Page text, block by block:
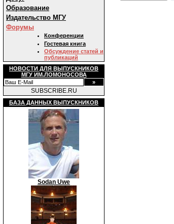
Образование
Издательство МГУ
Форумы
Конференции
Гостевая книга
Обсуждение статей и
публикаций
НОВОСТИ ДЛЯ ВЫПУСКНИКОВ
МГУ ИМ.ЛОМОНОСОВА
SUBSCRIBE.RU
БАЗА ДАННЫХ ВЫПУСКНИКОВ
Sodan Uwe